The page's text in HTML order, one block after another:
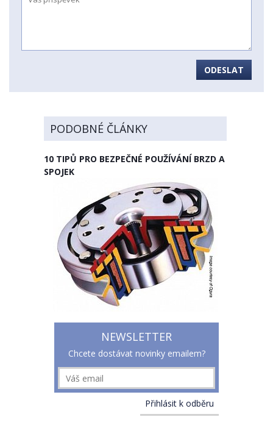
ODESLAT
PODOBNÉ ČLÁNKY
10 TIPŮ PRO BEZPEČNÉ POUŽÍVÁNÍ BRZD A
SPOJEK
NEWSLETTER
Chcete dostávat novinky emailem?